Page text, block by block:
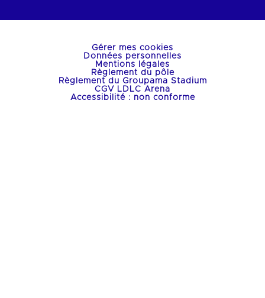
Gérer mes cookies
Données personnelles
Mentions légales
Règlement du pôle
Règlement du Groupama Stadium
CGV LDLC Arena
Accessibilité : non conforme